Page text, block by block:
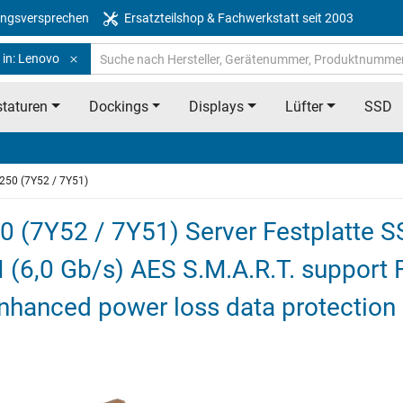
Ersatzteilshop & Fachwerkstatt seit 2003
in: Lenovo
Dockings Displays Lüfter SSD
(7Y52 / 7Y51)
(7Y52 / 7Y51) Server Festplatte
Gb/s) AES S.M.A.R.T. support
power loss data protection